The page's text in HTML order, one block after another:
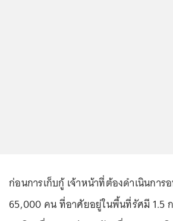
ก่อนการเก็บกู้ เจ้าหน้าที่ต้องดำเนินกา
65,000 คน ที่อาศัยอยู่ในพื้นที่รัศมี 1.5